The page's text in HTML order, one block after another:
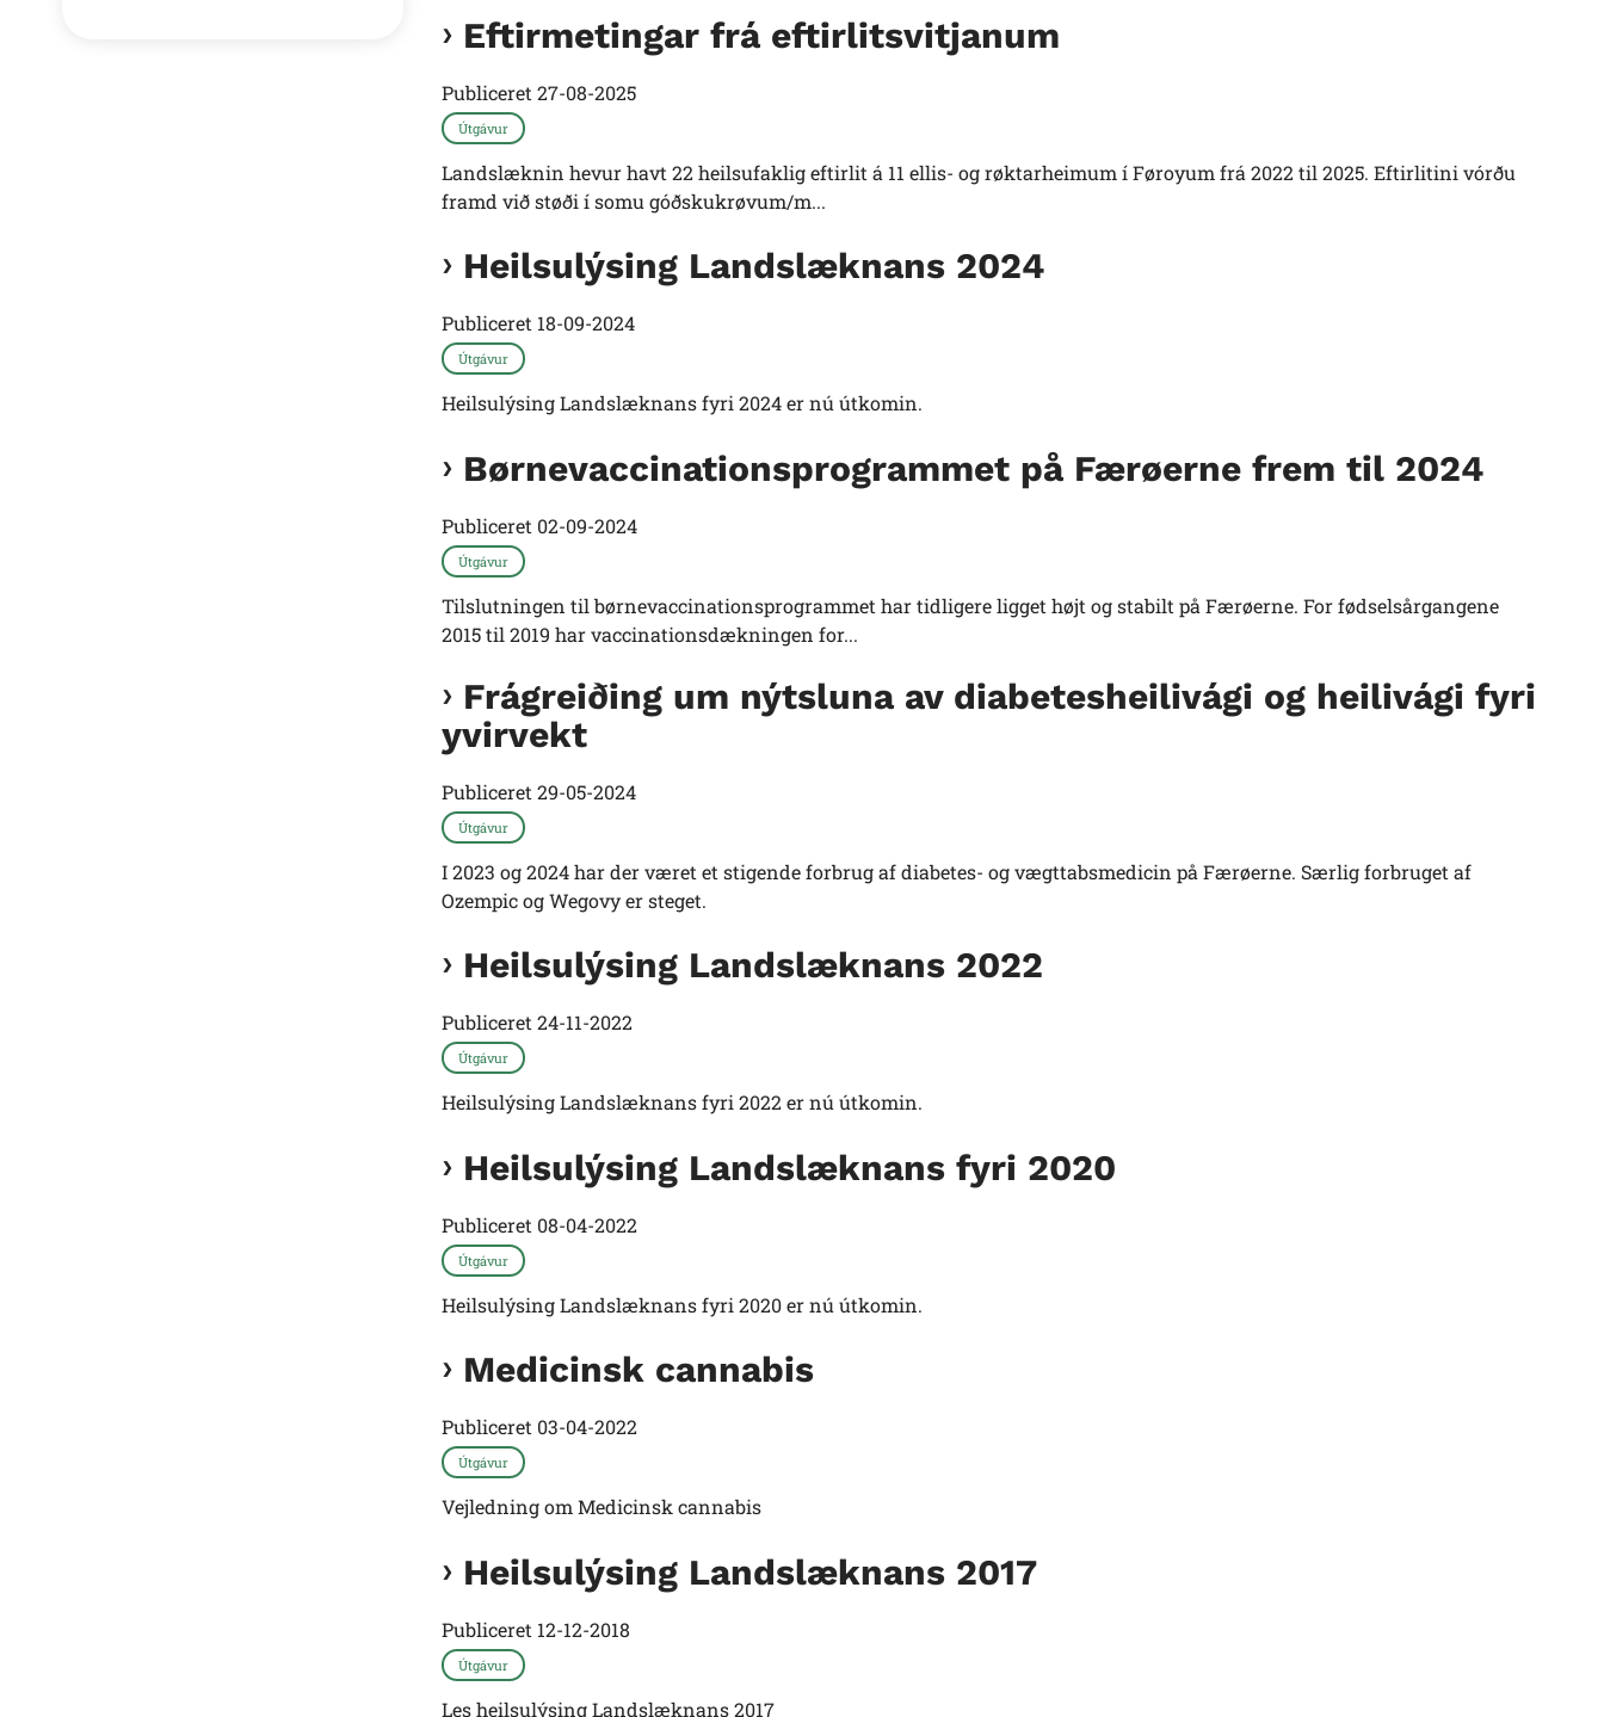
Eftirmetingar frá eftirlitsvitjanum
Publiceret 27-08-2025
Útgávur
Landslæknin hevur havt 22 heilsufaklig eftirlit á 11 ellis- og røktarheimum í Føroyum frá 2022 til 2025. Eftirlitini vórðu
framd við støði í somu góðskukrøvum/m...
Heilsulýsing Landslæknans 2024
Publiceret 18-09-2024
Útgávur
Heilsulýsing Landslæknans fyri 2024 er nú útkomin.
Børnevaccinationsprogrammet på Færøerne frem til 2024
Publiceret 02-09-2024
Útgávur
Tilslutningen til børnevaccinationsprogrammet har tidligere ligget højt og stabilt på Færøerne. For fødselsårgangene
2015 til 2019 har vaccinationsdækningen for...
Frágreiðing um nýtsluna av diabetesheilivági og heilivági fyri
yvirvekt
Publiceret 29-05-2024
Útgávur
I 2023 og 2024 har der været et stigende forbrug af diabetes- og vægttabsmedicin på Færøerne. Særlig forbruget af
Ozempic og Wegovy er steget.
Heilsulýsing Landslæknans 2022
Publiceret24-11-2022
Útgávur
Heilsulýsing Landslæknans fyri 2022 er nú útkomin.
Heilsulýsing Landslæknans fyri 2020
Publiceret 08-04-2022
Útgávur
Heilsulýsing Landslæknans fyri 2020 er nú útkomin.
Medicinsk cannabis
Publiceret 03-04-2022
Útgávur
Vejledning om Medicinsk cannabis
Heilsulýsing Landslæknans 2017
Publiceret 12-12-2018
Útgávur
Les heilsulýsing Landslæknans 2017